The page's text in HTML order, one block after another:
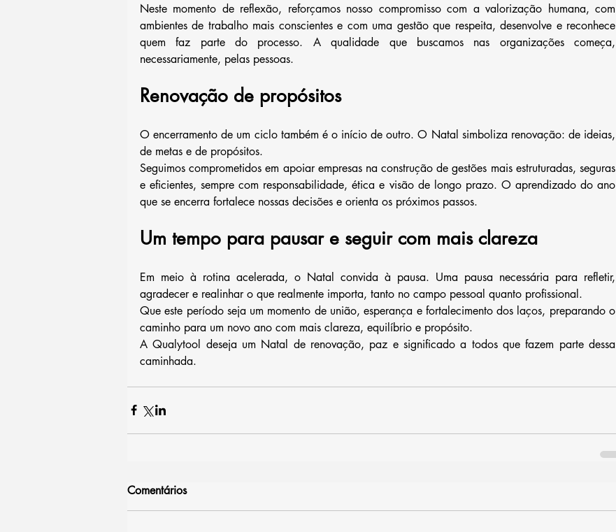
Neste momento de reflexão, reforçamos nosso compromisso com a valorização humana, com
ambientes de trabalho mais conscientes e com uma gestão que respeita, desenvolve e reconhece
quem faz parte do processo. A qualidade que buscamos nas organizações começa,
necessariamente, pelas pessoas.
Renovação de propósitos
O encerramento de um ciclo também é o início de outro. O Natal simboliza renovação: de ideias,
de metas e de propósitos.
Seguimos comprometidos em apoiar empresas na construção de gestões mais estruturadas, seguras
e eficientes, sempre com responsabilidade, ética e visão de longo prazo. O aprendizado do ano
que se encerra fortalece nossas decisões e orienta os próximos passos.
Um tempo para pausar e seguir com mais clareza
Em meio à rotina acelerada, o Natal convida à pausa. Uma pausa necessária para refletir,
agradecer e realinhar o que realmente importa, tanto no campo pessoal quanto profissional.
Que este período seja um momento de união, esperança e fortalecimento dos laços, preparando o
caminho para um novo ano com mais clareza, equilíbrio e propósito.
A Qualytool deseja um Natal de renovação, paz e significado a todos que fazem parte dessa
caminhada.
Comentários